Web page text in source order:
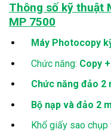
Thông số kỹ thuật
MP 7500
Máy Photocopy
Chức năng: Copy
Chức năng đảo 2
Bộ nạp và đảo 2
Khổ giấy sao chụp